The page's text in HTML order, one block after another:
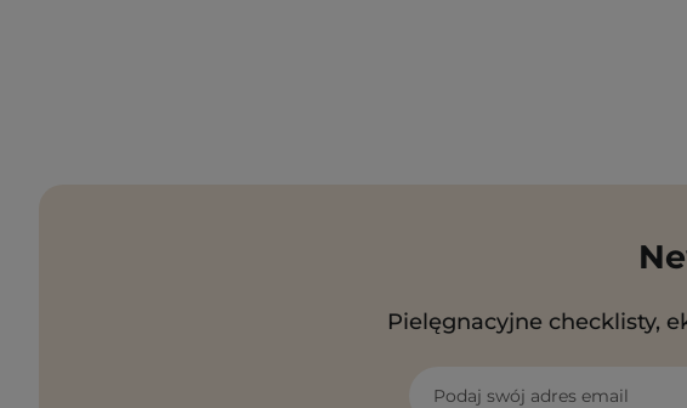
Pielęgnacyjne checklisty,
Podaj swój adres email